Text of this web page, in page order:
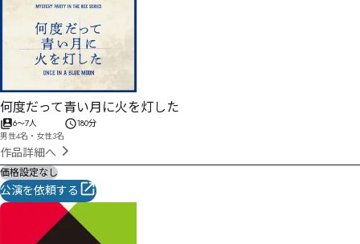
何度だって青い月に火を灯した
6〜7人
男性4名・女性3名
180分
作品詳細へ
価格設定なし
公演を依頼する